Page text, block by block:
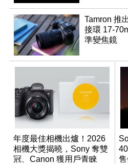
Tamron 推
接環 17-
準變焦鏡
年度最佳相機出爐！2026
相機大獎揭曉，Sony 奪雙
冠、Canon 獲用戶青睞